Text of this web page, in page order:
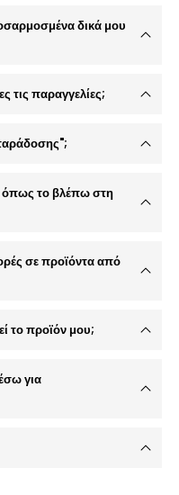
δικά μου
τις παραγγελίες;
όπως το βλέπω στη
σε προϊόντα από
το προϊόν μου;
για